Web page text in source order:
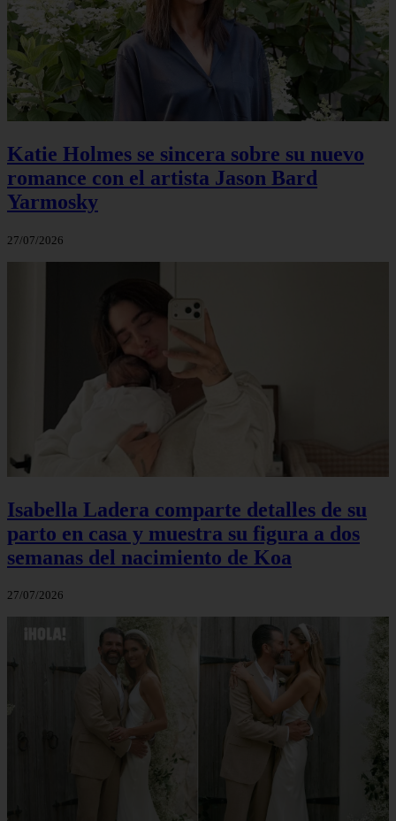
Katie Holmes se sincera sobre su nuevo
romance con el artista Jason Bard
Yarmosky
27/07/2026
Isabella Ladera comparte detalles de su
parto en casa y muestra su figura a dos
semanas del nacimiento de Koa
27/07/2026